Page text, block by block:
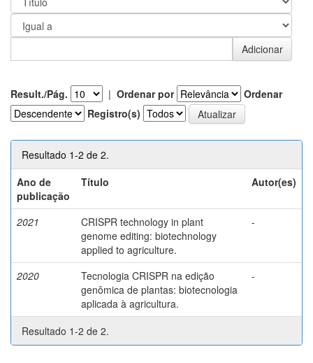
Result./Pág. | Ordenar por
Ordenar
Registro(s)
Resultado 1-2 de 2.
Ano de
publicação
Título Autor(es)
2021
CRISPR technology in plant
genome editing: biotechnology
applied to agriculture.
-
2020
Tecnologia CRISPR na edição
genômica de plantas: biotecnologia
aplicada à agricultura.
-
Resultado 1-2 de 2.